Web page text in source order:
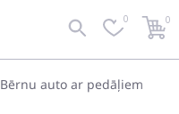
0 0
Bērnu auto ar pedāļiem